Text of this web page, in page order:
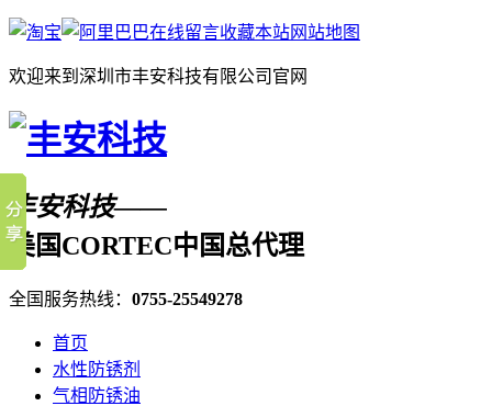
在线留言收藏本站网站地图
欢迎来到深圳市丰安科技有限公司官网
丰安科技——
美国CORTEC中国总代理
全国服务热线： 0755-25549278
首页
水性防锈剂
气相防锈油